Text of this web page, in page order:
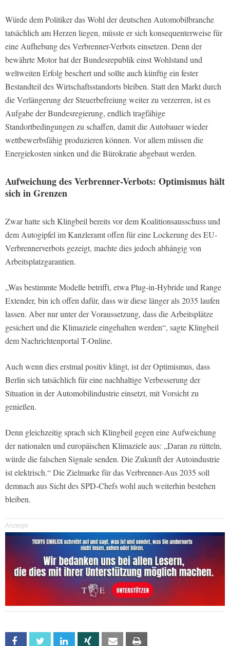
Würde dem Politiker das Wohl der deutschen Automobilbranche
tatsächlich am Herzen liegen, müsste er sich konsequenterweise für
eine Aufhebung des Verbrenner-Verbots einsetzen. Denn der
bewährte Motor hat der Bundesrepublik einst Wohlstand und
weltweiten Erfolg beschert und sollte auch künftig ein fester
Bestandteil des Wirtschaftsstandorts bleiben. Statt den Markt durch
die Verlängerung der Steuerbefreiung weiter zu verzerren, ist es
Aufgabe der Bundesregierung, endlich tragfähige
Standortbedingungen zu schaffen, damit die Autobauer wieder
wettbewerbsfähig produzieren können. Vor allem müssen die
Energiekosten sinken und die Bürokratie abgebaut werden.
Aufweichung des Verbrenner-Verbots: Optimismus hält
sich in Grenzen
Zwar hatte sich Klingbeil bereits vor dem Koalitionsausschuss und
dem Autogipfel im Kanzleramt offen für eine Lockerung des EU-
Verbrennerverbots gezeigt, machte dies jedoch abhängig von
Arbeitsplatzgarantien.
„Was bestimmte Modelle betrifft, etwa Plug-in-Hybride und Range
Extender, bin ich offen dafür, dass wir diese länger als 2035 laufen
lassen. Aber nur unter der Voraussetzung, dass die Arbeitsplätze
gesichert und die Klimaziele eingehalten werden“, sagte Klingbeil
dem Nachrichtenportal T-Online.
Auch wenn dies erstmal positiv klingt, ist der Optimismus, dass
Berlin sich tatsächlich für eine nachhaltige Verbesserung der
Situation in der Automobilindustrie einsetzt, mit Vorsicht zu
genießen.
Denn gleichzeitig sprach sich Klingbeil gegen eine Aufweichung
der nationalen und europäischen Klimaziele aus: „Daran zu rütteln,
würde die falschen Signale senden. Die Zukunft der Autoindustrie
ist elektrisch.“ Die Zielmarke für das Verbrenner-Aus 2035 soll
demnach aus Sicht des SPD-Chefs wohl auch weiterhin bestehen
bleiben.
Anzeige
Facebook Twitter Linkedin Xing Email